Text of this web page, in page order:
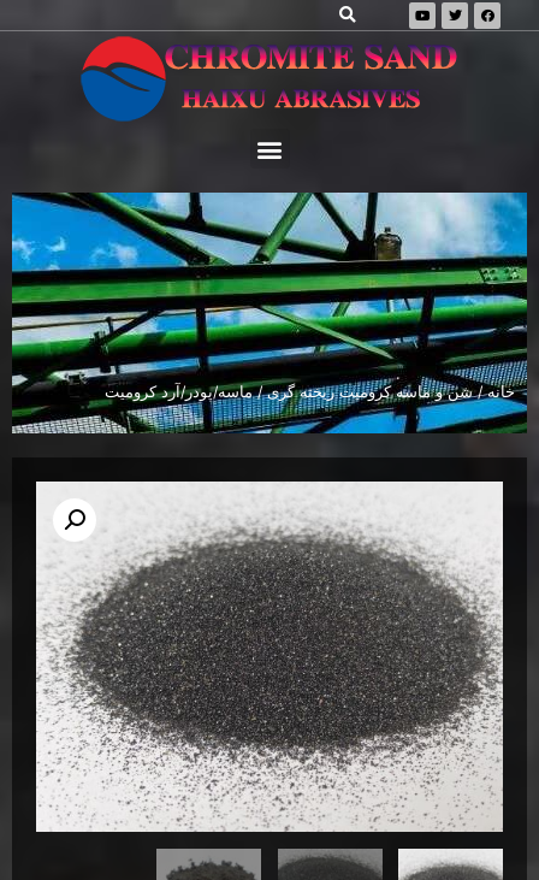
خانه/شن و ماسه کرومیت ریخته گری/ ماسه/پودر/آرد کرومیت